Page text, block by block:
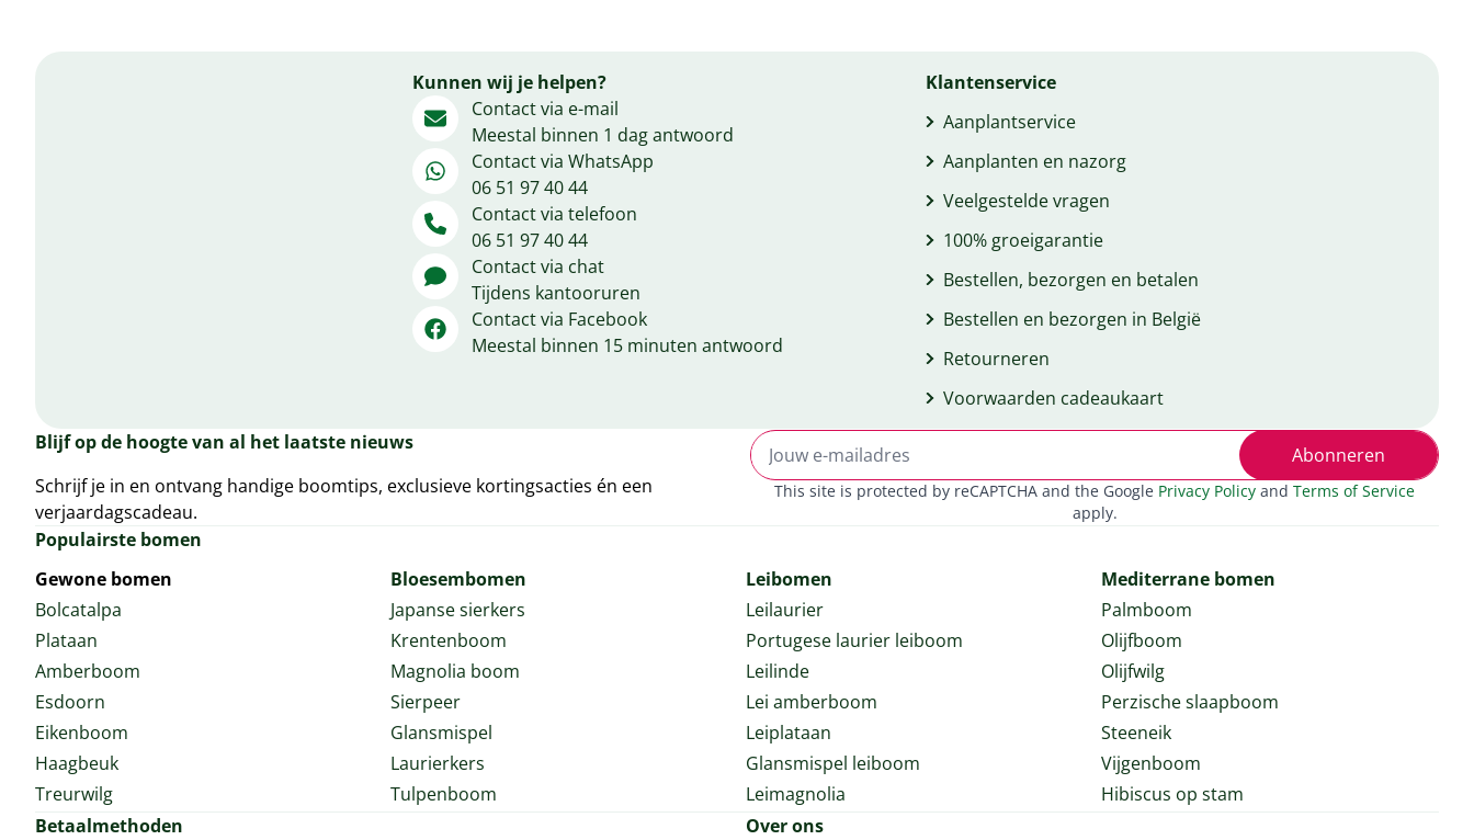
Kunnen wij je helpen?
Contact via e-mail
Meestal binnen 1 dag antwoord
Contact via WhatsApp
06 51 97 40 44
Contact via telefoon
06 51 97 40 44
Contact via chat
Tijdens kantooruren
Contact via Facebook
Meestal binnen 15 minuten antwoord
Klantenservice
Aanplantservice
Aanplanten en nazorg
Veelgestelde vragen
100% groeigarantie
Bestellen, bezorgen en betalen
Bestellen en bezorgen in België
Retourneren
Voorwaarden cadeaukaart
Blijf op de hoogte van al het laatste nieuws
Schrijf je in en ontvang handige boomtips, exclusieve kortingsacties én een
verjaardagscadeau.
Abonneren
This site is protected by reCAPTCHA and the Google Privacy Policy and Terms of Service
apply.
Populairste bomen
Gewone bomen
Bolcatalpa
Plataan
Amberboom
Esdoorn
Eikenboom
Haagbeuk
Treurwilg
Bloesembomen
Japanse sierkers
Krentenboom
Magnolia boom
Sierpeer
Glansmispel
Laurierkers
Tulpenboom
Leibomen
Leilaurier
Portugese laurier leiboom
Leilinde
Lei amberboom
Leiplataan
Glansmispel leiboom
Leimagnolia
Mediterrane bomen
Palmboom
Olijfboom
Olijfwilg
Perzische slaapboom
Steeneik
Vijgenboom
Hibiscus op stam
Betaalmethoden
Over ons